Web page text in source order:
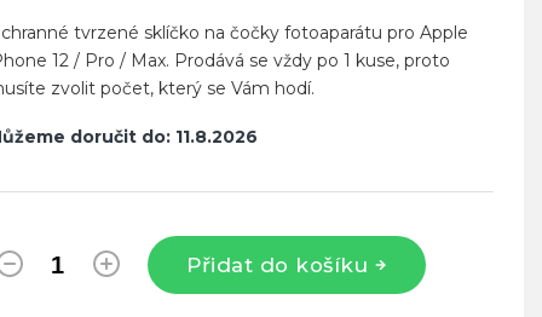
doručit do: 11.8.2026
Přidat do košíku
tvrzené sklíčko na čočky fotoaparátu pro Apple
12 / Pro / Max. Prodává se vždy po 1 kuse, proto
zvolit počet, který se Vám hodí.